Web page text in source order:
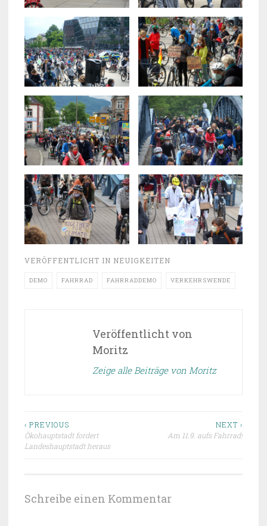
VERÖFFENTLICHT IN NEUIGKEITEN
DEMO FAHRRAD FAHRRADDEMO VERKEHRSWENDE
Veröffentlicht von
Moritz
Zeige alle Beiträge von Moritz
Beitragsnavigation
‹ PREVIOUS
Ökohauptstadt fordert
Landeshauptstadt heraus
NEXT ›
Am 11.9. aufs Fahrrad!
Schreibe einen Kommentar